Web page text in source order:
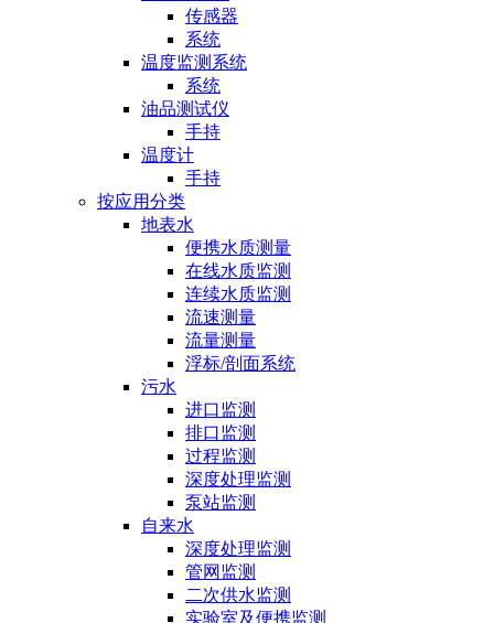
传感器
系统
温度监测系统
系统
油品测试仪
手持
温度计
手持
按应用分类
地表水
便携水质测量
在线水质监测
连续水质监测
流速测量
流量测量
浮标/剖面系统
污水
进口监测
排口监测
过程监测
深度处理监测
泵站监测
自来水
深度处理监测
管网监测
二次供水监测
实验室及便携监测